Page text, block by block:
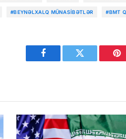
#BEYNƏLXALQ MÜNASIBƏTLƏR #BMT
Facebook Twitter